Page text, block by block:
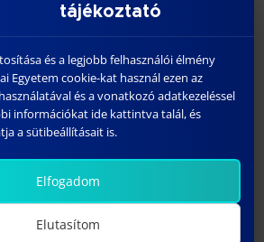
tájékoztató
és a legjobb felhasználói élmény
Egyetem cookie-kat használ ezen az
és a vonatkozó adatkezeléssel
információkat ide kattintva talál, és
a sütibeállításait is.
Elfogadom
Elutasítom